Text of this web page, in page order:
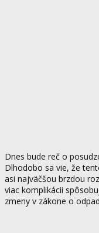
Dnes bude reč o
Dlhodobo sa vie, že
asi najväčšou brzdou
viac komplikácii
zmeny v zákone o